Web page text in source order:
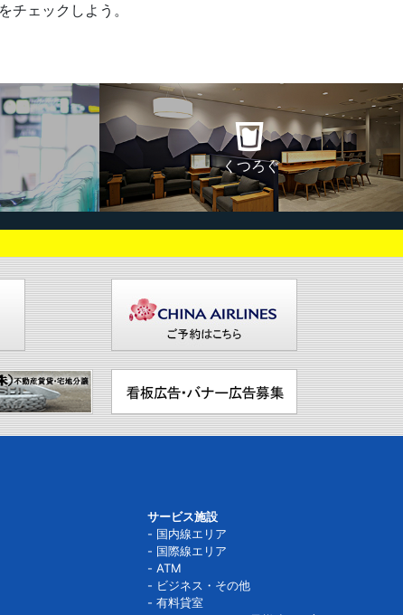
ェックしよう。
くつろぐ
サービス施設
国内線エリア
国際線エリア
ATM
ビジネス・その他
有料貸室